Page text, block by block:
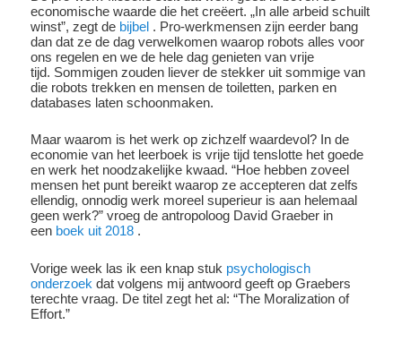
economische waarde die het creëert. „In alle arbeid schuilt
winst”, zegt de bijbel . Pro-werkmensen zijn eerder bang
dan dat ze de dag verwelkomen waarop robots alles voor
ons regelen en we de hele dag genieten van vrije
tijd. Sommigen zouden liever de stekker uit sommige van
die robots trekken en mensen de toiletten, parken en
databases laten schoonmaken.
Maar waarom is het werk op zichzelf waardevol? In de
economie van het leerboek is vrije tijd tenslotte het goede
en werk het noodzakelijke kwaad. “Hoe hebben zoveel
mensen het punt bereikt waarop ze accepteren dat zelfs
ellendig, onnodig werk moreel superieur is aan helemaal
geen werk?” vroeg de antropoloog David Graeber in
een boek uit 2018 .
Vorige week las ik een knap stuk psychologisch
onderzoek dat volgens mij antwoord geeft op Graebers
terechte vraag. De titel zegt het al: “The Moralization of
Effort.”